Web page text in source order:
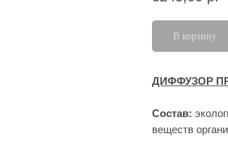
В корзину
ДИФФУЗОР
Состав:
веществ